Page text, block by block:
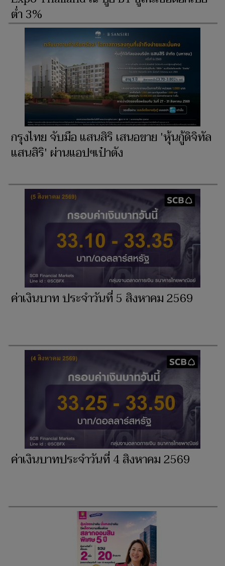
ต่ำ 3%
กรุงไทย จับมือ แสนสิริ เสนอขาย 'หุ้นกู้ดิจิทัล
แสนสิริ' ผ่านแอปฯเป๋าตัง
ค่าเงินบาท ประจำวันที่ 5 สิงหาคม 2569
ค่าเงินบาทประจำวันที่ 4 สิงหาคม 2569